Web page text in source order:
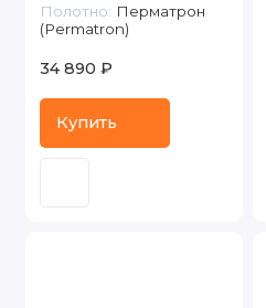
Полотно: Перматрон
(Permatron)
34 890 ₽
Купить